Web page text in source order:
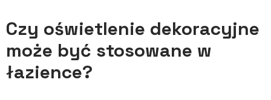
Czy oświetlenie dekoracyjne
może być stosowane w
łazience?